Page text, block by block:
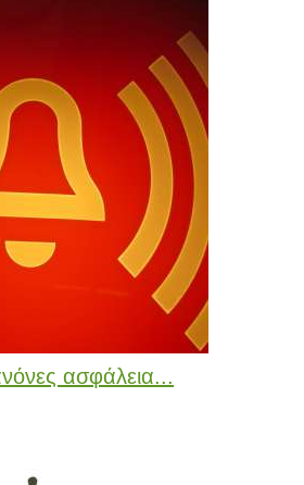
ασφάλεια...